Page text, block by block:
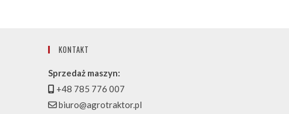
KONTAKT
Sprzedaż maszyn:
+48 785 776 007
biuro@agrotraktor.pl